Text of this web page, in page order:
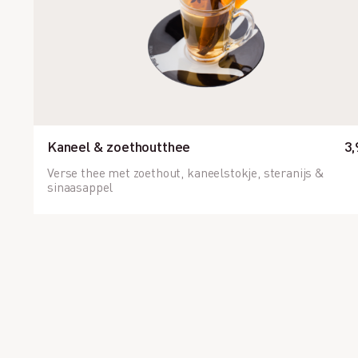
Kaneel & zoethoutthee
Verse thee met zoethout, kaneelstokje, steranijs &
sinaasappel